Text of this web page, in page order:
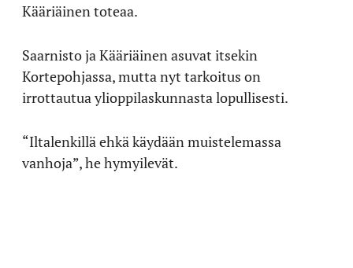
Kääriäinen toteaa.
Saarnisto ja Kääriäinen asuvat itsekin
Kortepohjassa, mutta nyt tarkoitus on
irrottautua ylioppilaskunnasta lopullisesti.
“Iltalenkillä ehkä käydään muistelemassa
vanhoja”, he hymyilevät.